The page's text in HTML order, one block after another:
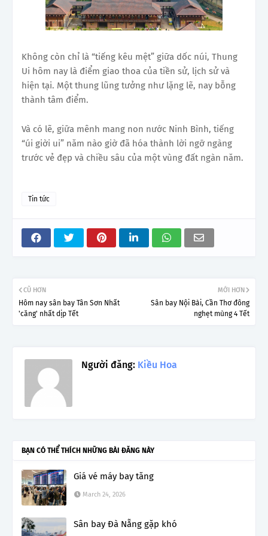
Không còn chỉ là “tiếng kêu mệt” giữa dốc núi, Thung
Ui hôm nay là điểm giao thoa của tiền sử, lịch sử và
hiện tại. Một thung lũng tưởng như lặng lẽ, nay bỗng
thành tâm điểm.
Và có lẽ, giữa mênh mang non nước Ninh Bình, tiếng
“úi giời ui” năm nào giờ đã hóa thành lời ngỡ ngàng
trước vẻ đẹp và chiều sâu của một vùng đất ngàn năm.
Tin tức
MỚI HƠN
Sân bay Nội Bài, Cần Thơ đông
nghẹt mùng 4 Tết
CŨ HƠN
Hôm nay sân bay Tân Sơn Nhất
'căng' nhất dịp Tết
Người đăng: Kiều Hoa
BẠN CÓ THỂ THÍCH NHỮNG BÀI ĐĂNG NÀY
Giá vé máy bay tăng
March 24, 2026
Sân bay Đà Nẵng gặp khó